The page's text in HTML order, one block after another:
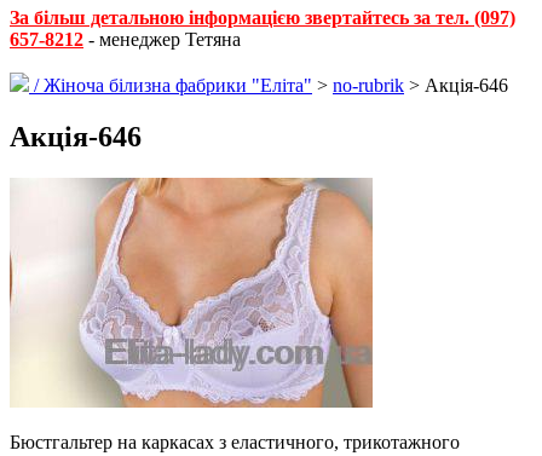
За більш детальною інформацією звертайтесь за тел. (097)
657-8212 - менеджер Тетяна
/Жіноча білизна фабрики "Еліта" > no-rubrik > Акція-646
Акція-646
Бюстгальтер на каркасах з еластичного, трикотажного